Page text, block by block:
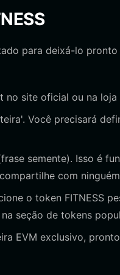
para deixá-lo pronto
no site oficial ou na
Você precisará
semente). Isso é
com
o token FITNESS
seção de tokens
EVM exclusivo,